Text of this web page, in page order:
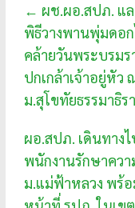
← ผช.ผอ.สปภ. แ
พิธีวางพานพุ่มดอก
คล้ายวันพระบรม
ปกเกล้าเจ้าอยู่หัว
ม.สุโขทัยธรรมาธิร
ผอ.สปภ. เดินทาง
พนักงานรักษาคว
ม.แม่ฟ้าหลวง พร้อ